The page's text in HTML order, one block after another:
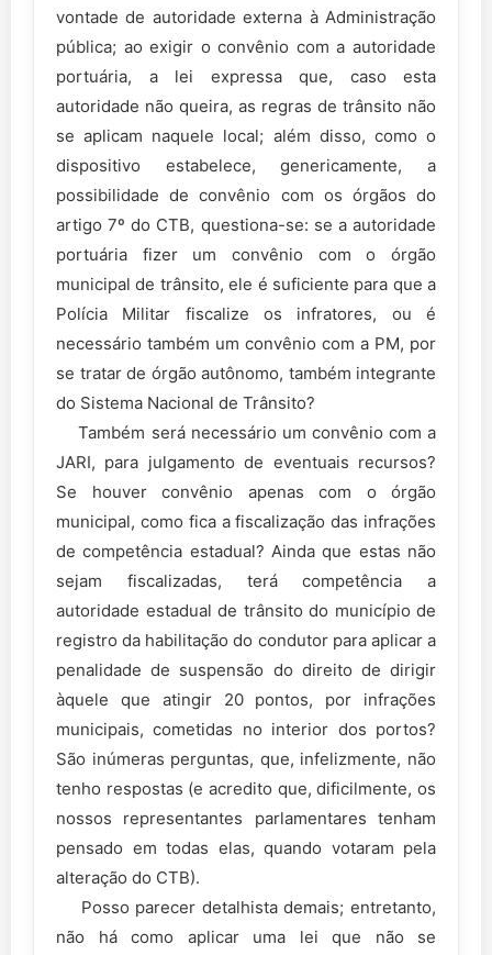
vontade de autoridade externa à Administração
pública; ao exigir o convênio com a autoridade
portuária, a lei expressa que, caso esta
autoridade não queira, as regras de trânsito não
se aplicam naquele local; além disso, como o
dispositivo estabelece, genericamente, a
possibilidade de convênio com os órgãos do
artigo 7º do CTB, questiona-se: se a autoridade
portuária fizer um convênio com o órgão
municipal de trânsito, ele é suficiente para que a
Polícia Militar fiscalize os infratores, ou é
necessário também um convênio com a PM, por
se tratar de órgão autônomo, também integrante
do Sistema Nacional de Trânsito?
Também será necessário um convênio com a
JARI, para julgamento de eventuais recursos?
Se houver convênio apenas com o órgão
municipal, como fica a fiscalização das infrações
de competência estadual? Ainda que estas não
sejam fiscalizadas, terá competência a
autoridade estadual de trânsito do município de
registro da habilitação do condutor para aplicar a
penalidade de suspensão do direito de dirigir
àquele que atingir 20 pontos, por infrações
municipais, cometidas no interior dos portos?
São inúmeras perguntas, que, infelizmente, não
tenho respostas (e acredito que, dificilmente, os
nossos representantes parlamentares tenham
pensado em todas elas, quando votaram pela
alteração do CTB).
Posso parecer detalhista demais; entretanto,
não há como aplicar uma lei que não se